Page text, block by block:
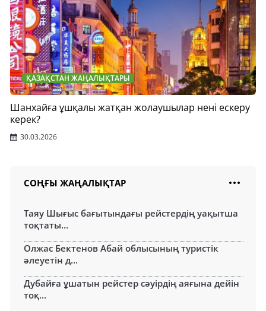
ҚАЗАҚСТАН ЖАҢАЛЫҚТАРЫ
Шанхайға ұшқалы жатқан жолаушылар нені ескеру
керек?
30.03.2026
СОҢҒЫ ЖАҢАЛЫҚТАР
Таяу Шығыс бағытындағы рейстердің уақытша
тоқтаты...
Олжас Бектенов Абай облысының туристік
әлеуетін д...
Дубайға ұшатын рейстер сәуірдің аяғына дейін
тоқ...